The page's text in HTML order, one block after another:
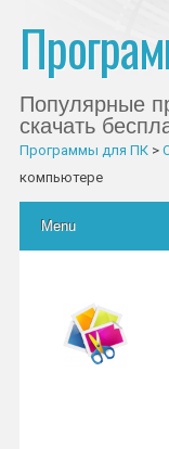
Популярные
скачать
Программы для ПК>
компьютере
Главное меню
Skip to content
Menu